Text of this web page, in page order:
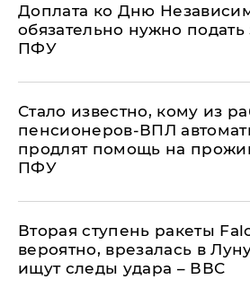
Доплата ко Дню
обязательно нужно подать
ПФУ
Стало известно, кому из
пенсионеров-ВПЛ
продлят помощь на
ПФУ
Вторая ступень ракеты
вероятно, врезалась в
ищут следы удара – ВВС